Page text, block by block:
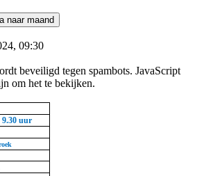
naar maand
09:30
beveiligd tegen spambots. JavaScript
om het te bekijken.
9.30 uur